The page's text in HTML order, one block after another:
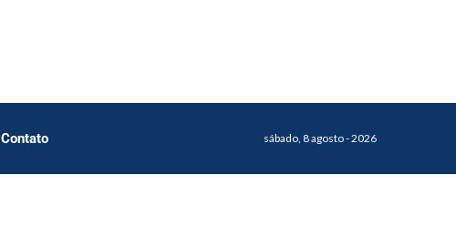
Contato sábado, 8 agosto - 2026